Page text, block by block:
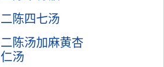
二陈四七汤
二陈汤加麻黄杏
仁汤